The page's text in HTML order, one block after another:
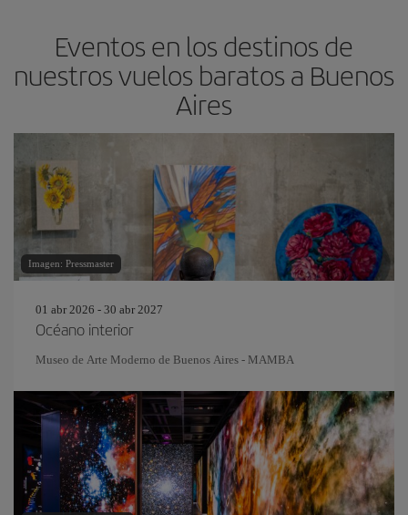
Eventos en los destinos de
nuestros vuelos baratos a Buenos
Aires
Imagen: Pressmaster
01 abr 2026 - 30 abr 2027
Océano interior
Museo de Arte Moderno de Buenos Aires - MAMBA